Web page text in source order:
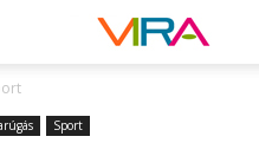
Sport